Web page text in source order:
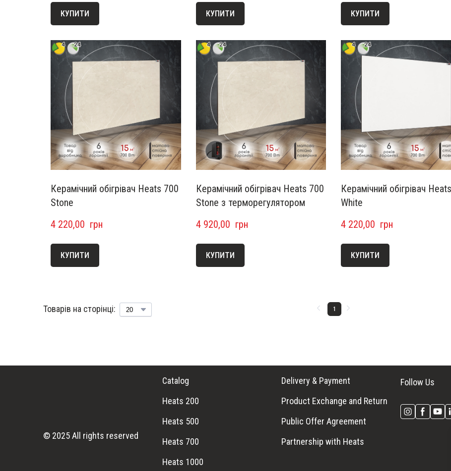
КУПИТИ КУПИТИ КУПИТИ
Керамічний обігрівач Heats 700
Stone
4 220,00  грн
КУПИТИ
Керамічний обігрівач Heats 700
Stone з терморегулятором
4 920,00  грн
КУПИТИ
Керамічний обігрівач
White
4 220,00  грн
КУПИТИ
Товарів на сторінці: 1
© 2025 All rights reserved
Catalog
Heats 200
Heats 500
Heats 700
Heats 1000
Delivery & Payment
Product Exchange and Return
Public Offer Agreement
Partnership with Heats
Follow Us